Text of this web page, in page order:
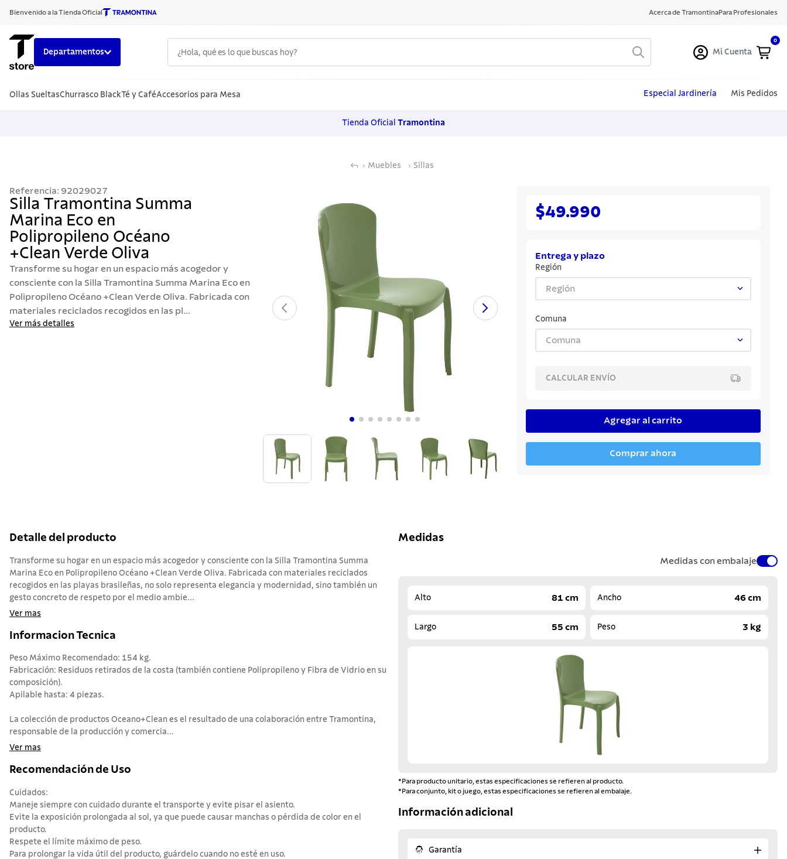
Bienvenido a la Tienda Oficial Acerca de TramontinaPara Profesionales
Departamentos Mi Cuenta
0
Ollas SueltasChurrasco BlackTé y CaféAccesorios para Mesa Especial Jardinería Mis Pedidos
Tienda Oficial Tramontina
Muebles Sillas
Referencia: 92029027
Silla Tramontina Summa
Marina Eco en
Polipropileno Océano
+Clean Verde Oliva
Transforme su hogar en un espacio más acogedor y
consciente con la Silla Tramontina Summa Marina Eco en
Polipropileno Océano +Clean Verde Oliva. Fabricada con
materiales reciclados recogidos en las pl...
Ver más detalles
$49.990
Entrega y plazo
Región
Región
Comuna
Comuna
CALCULAR ENVÍO
Agregar al carrito
Comprar ahora
Detalle del producto
Transforme su hogar en un espacio más acogedor y consciente con la Silla Tramontina Summa
Marina Eco en Polipropileno Océano +Clean Verde Oliva. Fabricada con materiales reciclados
recogidos en las playas brasileñas, no solo representa elegancia y modernidad, sino también un
gesto concreto de respeto por el medio ambie...
Ver mas
Informacion Tecnica
Peso Máximo Recomendado: 154 kg.
Fabricación: Residuos retirados de la costa (también contiene Polipropileno y Fibra de Vidrio en su
composición).
Apilable hasta: 4 piezas.
La colección de productos Oceano+Clean es el resultado de una colaboración entre Tramontina,
responsable de la producción y comercia...
Ver mas
Recomendación de Uso
Cuidados:
Maneje siempre con cuidado durante el transporte y evite pisar el asiento.
Evite la exposición prolongada al sol, ya que puede causar manchas o pérdida de color en el
producto.
Respete el límite máximo de peso.
Para prolongar la vida útil del producto, guárdelo cuando no esté en uso.
Medidas
Medidas con embalaje
Alto 81 cm Ancho 46 cm
Largo 55 cm Peso 3 kg
*Para producto unitario, estas especificaciones se refieren al producto.
*Para conjunto, kit o juego, estas especificaciones se refieren al embalaje.
Información adicional
Garantía
1.
cuchillos
10. termo